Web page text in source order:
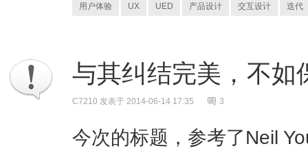
用户体验 UX UED 产品设计 交互设计 迭代
与其纠结完美，不
C7210 发表于 2014-06-14 17:35 3
今次的标题，参考了Neil